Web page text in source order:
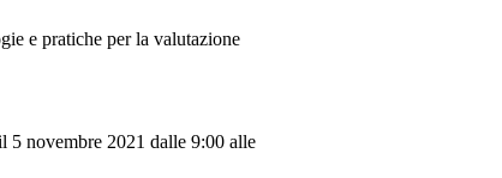
e pratiche per la valutazione
5 novembre 2021 dalle 9:00 alle